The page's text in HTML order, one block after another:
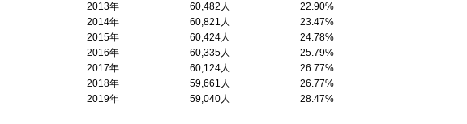
2013年
60,482人
22.90%
2014年
60,821人
23.47%
2015年
60,424人
24.78%
2016年
60,335人
25.79%
2017年
60,124人
26.77%
2018年
59,661人
26.77%
2019年
59,040人 28.47%